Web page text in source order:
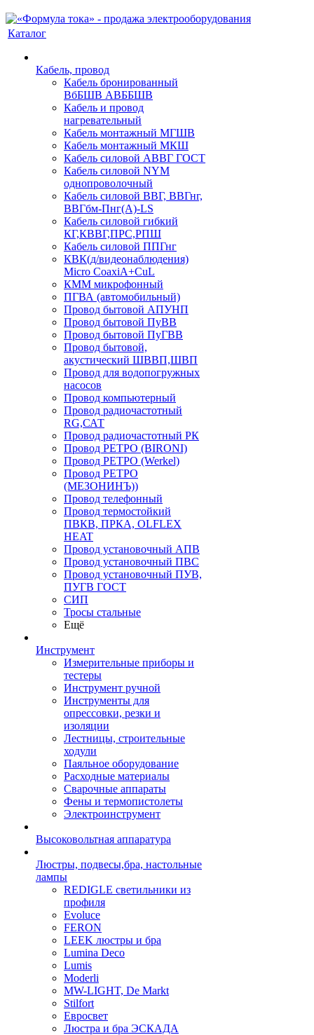
Каталог
Кабель, провод
Кабель бронированный
ВбБШВ АВББШВ
Кабель и провод
нагревательный
Кабель монтажный МГШВ
Кабель монтажный МКШ
Кабель силовой АВВГ ГОСТ
Кабель силовой NYM
однопроволочный
Кабель силовой ВВГ, ВВГнг,
ВВГбм-Пнг(А)-LS
Кабель силовой гибкий
КГ,КВВГ,ПРС,РПШ
Кабель силовой ППГнг
КВК(д/видеонаблюдения)
Micro CoaxiA+CuL
КММ микрофонный
ПГВА (автомобильный)
Провод бытовой АПУНП
Провод бытовой ПуВВ
Провод бытовой ПуГВВ
Провод бытовой,
акустический ШВВП,ШВП
Провод для водопогружных
насосов
Провод компьютерный
Провод радиочастотный
RG,САТ
Провод радиочастотный РК
Провод РЕТРО (BIRONI)
Провод РЕТРО (Werkel)
Провод РЕТРО
(МЕЗОНИНЪ))
Провод телефонный
Провод термостойкий
ПВКВ, ПРКА, OLFLEX
HEAT
Провод установочный АПВ
Провод установочный ПВС
Провод установочный ПУВ,
ПУГВ ГОСТ
СИП
Тросы стальные
Ещё
Инструмент
Измерительные приборы и
тестеры
Инструмент ручной
Инструменты для
опрессовки, резки и
изоляции
Лестницы, строительные
ходули
Паяльное оборудование
Расходные материалы
Сварочные аппараты
Фены и термопистолеты
Электроинструмент
Высоковольтная аппаратура
Люстры, подвесы,бра, настольные
лампы
REDIGLE светильники из
профиля
Evoluce
FERON
LEEK люстры и бра
Lumina Deco
Lumis
Moderli
MW-LIGHT, De Markt
Stilfort
Евросвет
Люстра и бра ЭСКАДА